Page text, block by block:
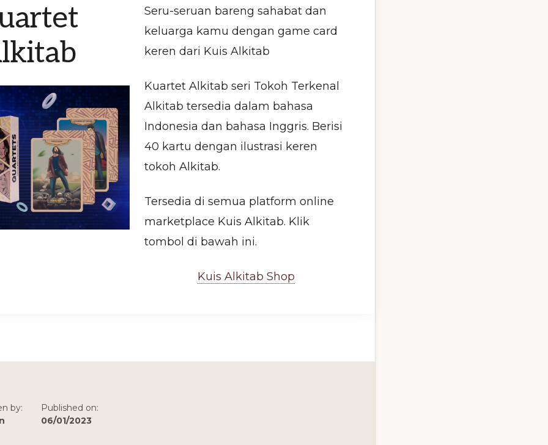
Seru-seruan bareng sahabat dan
keluarga kamu dengan game card
keren dari Kuis Alkitab
Kuartet Alkitab seri Tokoh Terkenal
Alkitab tersedia dalam bahasa
Indonesia dan bahasa Inggris. Berisi
40 kartu dengan ilustrasi keren
tokoh Alkitab.
Tersedia di semua platform online
marketplace Kuis Alkitab. Klik
tombol di bawah ini.
Kuis Alkitab Shop
by:
Published on:
06/01/2023